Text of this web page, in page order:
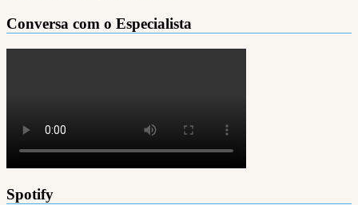
Conversa com o Especialista
Spotify